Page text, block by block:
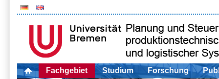
Fachgebiet Studium Forschung